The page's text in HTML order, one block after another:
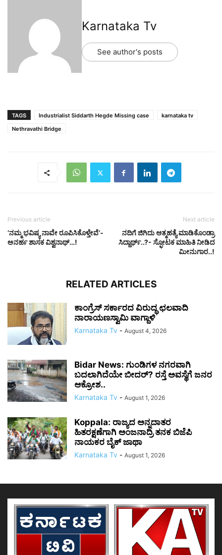
Karnataka Tv
See author's posts
TAGS Industrialist Siddarth Hegde Missing case
karnataka tv
Nethravathi Bridge
Previous article
‘ನಮ್ಮ ಭವಿಷ್ಯ ನಾವೇ ರೂಪಿಸಿಕೊಳ್ತೇವೆ’-
ಅನರ್ಹ ಶಾಸಕ ವಿಶ್ವನಾಥ್…!
Next article
ನದಿಗೆ ಜಿಗಿದು ಆತ್ಮಹತ್ಯೆ ಮಾಡಿಕೊಂಡ್ರಾ
ಸಿದ್ದಾರ್ಥ್..?- ಸ್ಫೋಟಕ ಮಾಹಿತಿ ನೀಡಿದ
ಮೀನುಗಾರ..!
RELATED ARTICLES
ಕಾಂಗ್ರೆಸ್ ಸರ್ಕಾರದ ವಿರುದ್ಧ ಛಲವಾದಿ
ನಾರಾಯಣಸ್ವಾಮಿ ವಾಗ್ದಾಳಿ
Karnataka Tv - August 4, 2026
Bidar News: ಗುಂಡಿಗಳ ನಗರವಾಗಿ
ಬದಲಾಗಿದೆಯೇ ಬೀದರ್? ರಸ್ತೆ ಅವಸ್ಥೆಗೆ ಜನರ
ಆಕ್ರೋಶ..
Karnataka Tv - August 1, 2026
Koppala: ರಾಜ್ಯದ ಅನ್ನದಾತರ
ಹಿತರಕ್ಷಣೆಗಾಗಿ ಅಂಜನಾದ್ರಿ ತನಕ ಬಿಜೆಪಿ
ನಾಯಕರ ಬೈಕ್ ಜಾಥಾ
Karnataka Tv - August 1, 2026